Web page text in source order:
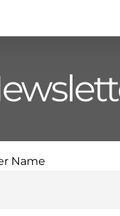
Name